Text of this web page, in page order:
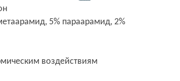
5% параарамид, 2%
воздействиям